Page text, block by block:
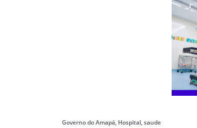
Governo do Amapá, Hospital,saude